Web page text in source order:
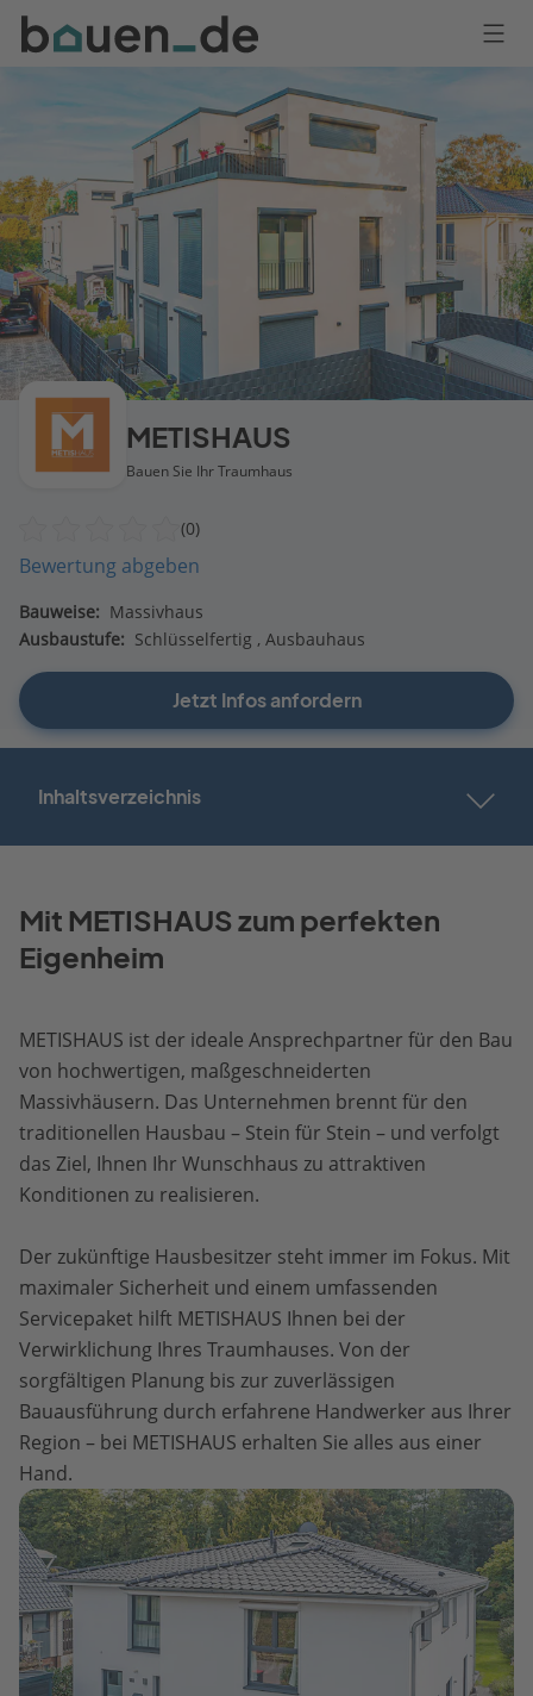
Bauen
Logo
Anmelden
METISHAUS
Bauen Sie Ihr Traumhaus
(0)
Bewertung abgeben
Bauweise: Massivhaus
Ausbaustufe: Schlüsselfertig Ausbauhaus
Jetzt Infos anfordern
Inhaltsverzeichnis
Mit METISHAUS zum perfekten
Eigenheim
METISHAUS ist der ideale Ansprechpartner für den Bau
von hochwertigen, maßgeschneiderten
Massivhäusern. Das Unternehmen brennt für den
traditionellen Hausbau – Stein für Stein – und verfolgt
das Ziel, Ihnen Ihr Wunschhaus zu attraktiven
Konditionen zu realisieren.
Der zukünftige Hausbesitzer steht immer im Fokus. Mit
maximaler Sicherheit und einem umfassenden
Servicepaket hilft METISHAUS Ihnen bei der
Verwirklichung Ihres Traumhauses. Von der
sorgfältigen Planung bis zur zuverlässigen
Bauausführung durch erfahrene Handwerker aus Ihrer
Region – bei METISHAUS erhalten Sie alles aus einer
Hand.